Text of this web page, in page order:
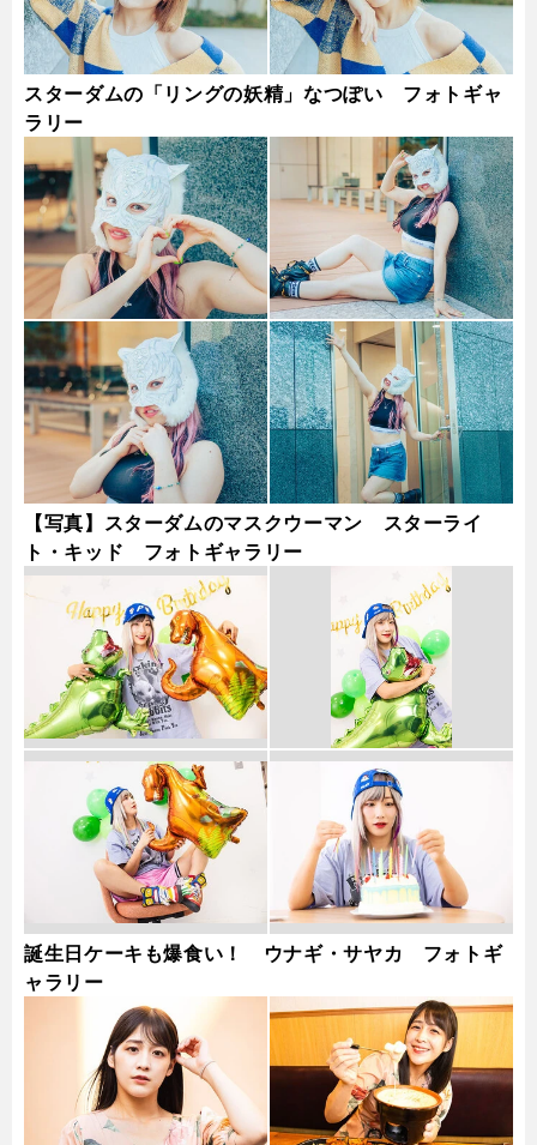
スターダムの「リングの妖精」なつぽい フォトギャ
ラリー
【写真】スターダムのマスクウーマン スターライ
ト・キッド フォトギャラリー
誕生日ケーキも爆食い！ ウナギ・サヤカ フォトギ
ャラリー